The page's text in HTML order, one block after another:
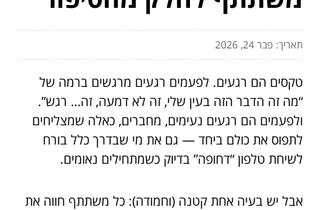
תאריך: פבר 24, 2026
טקסים הם רגעים. לפעמים רגעים מרגשים ברמה של
“מה זה הדבר הזה בעין שלי, זה לא דמעה, זה… רגש”.
ולפעמים הם רגעים נעימים, מחברים, כאלה שמצליחים
לתפוס את כולם ביחד — גם את מי שבדרך כלל בורח
לשיחת טלפון “דחופה” בדיוק כשמתחילים נאומים.
אבל יש בעיה אחת קטנה (וחמודה): כל משתתף חווה את